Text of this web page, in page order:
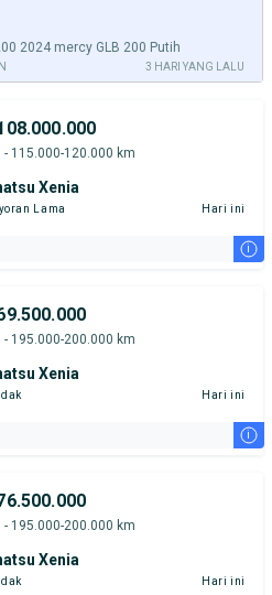
2024 mercy GLB 200 Putih
3 HARI YANG LALU
- 115.000-120.000 km
Xenia
Lama Hari ini
i
- 195.000-200.000 km
Xenia
Hari ini
i
- 195.000-200.000 km
Xenia
Hari ini